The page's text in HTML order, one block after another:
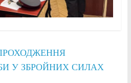
У ЗБРОЙНИХ СИЛАХ